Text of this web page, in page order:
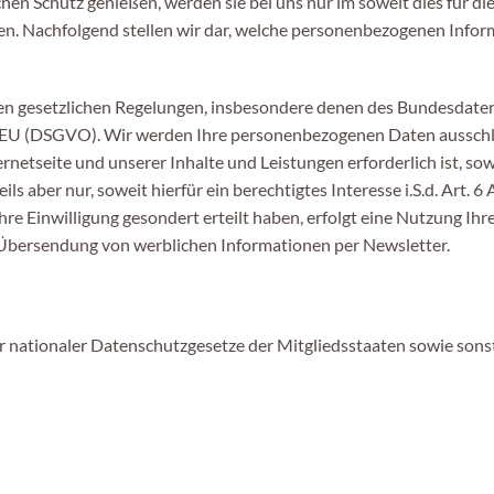
Nachfolgend stellen wir dar, welche personenbezogenen
Regelungen, insbesondere denen des
(DSGVO). Wir werden Ihre personenbezogenen Daten
und unserer Inhalte und Leistungen erforderlich ist,
aber nur, soweit hierfür ein berechtigtes Interesse i.S.d. Art. 6
Einwilligung gesondert erteilt haben, erfolgt eine Nutzung
von werblichen Informationen per Newsletter.
Datenschutzgesetze der Mitgliedsstaaten sowie